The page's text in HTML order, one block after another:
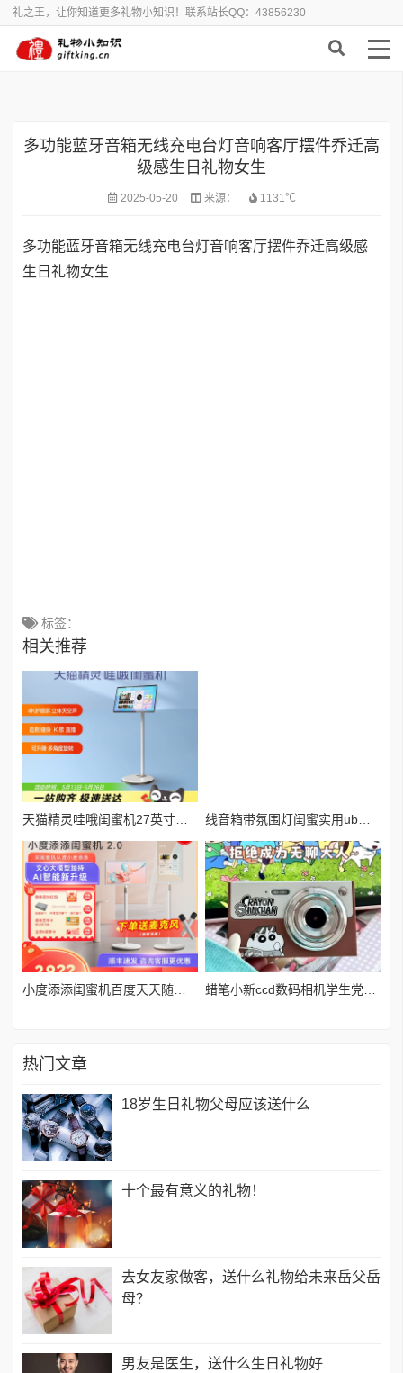
礼之王，让你知道更多礼物小知识！联系站长QQ：43856230
首页 >电子数码
多功能蓝牙音箱无线充电台灯音响客厅摆件乔迁高
级感生日礼物女生
2025-05-20 来源： 1131℃
多功能蓝牙音箱无线充电台灯音响客厅摆件乔迁高级感
生日礼物女生
标签：
相关推荐
线音箱带氛围灯闺蜜实用ub充电复古黑胶机音响户外蓝牙连接约10M*
小度添添闺蜜机百度天天随心移动27吋大屏平板小杜舔舔电视K歌 蜡笔小新ccd数码相机学生党女生入门复古卡片机男女生日礼物实用
热门文章
18岁生日礼物父母应该送什么
十个最有意义的礼物！
去女友家做客，送什么礼物给未来岳父岳
母？
男友是医生，送什么生日礼物好